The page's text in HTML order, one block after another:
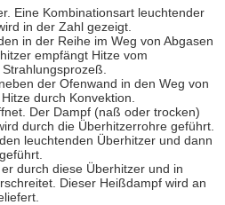
Eine Kombinationsart leuchtender
in der Zahl gezeigt.
in der Reihe im Weg von Abgasen
empfängt Hitze vom
der Ofenwand in den Weg von
durch Konvektion.
Der Dampf (naß oder trocken)
durch die Überhitzerrohre geführt.
leuchtenden Überhitzer und dann
durch diese Überhitzer und in
Dieser Heißdampf wird an